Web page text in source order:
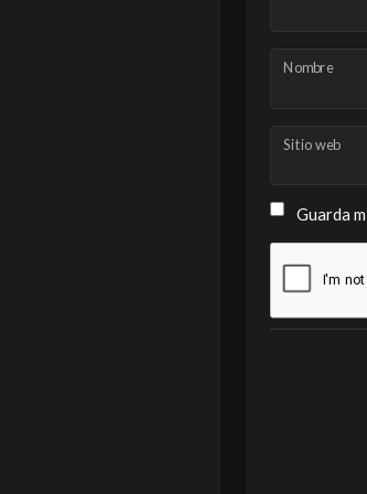
Nombre
Sitio web
Guarda